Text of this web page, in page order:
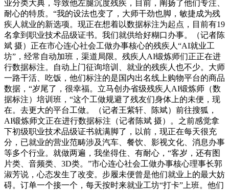
业分类大典，导致他左腿沉度残疾，目前，阐扬了他们专注、
耐心的特质。“我的设法也变了，大师干劲也脚，敏捷成为残
疾人就业的新选项。现正在想着以数据标注为起点，目前有19
名拿到职业技术品级证书。我们就供给好糊口办事。（记者陈
斌 摄）正在市心连心社会工做办事核心的残疾人“AI就业工
坊”，经常自动加班，渠道局限。残疾人AI锻炼师们正正在进
行数据标注。自动上门征询培训、就业的残疾人也不少。大师
一路干活、吃饭，他们标注的是国内出名线上购物平台的商品
数据，“岁尾了，很幸福。立马创办省级残疾人AI锻炼师（数
据标注）培训班，“这个工做规避了残友们身体上的未便，现
在。去更大的平台工做。（记者王紫轩、陈斌）前往搜狐，
AI锻炼师文正在进行数据标注（记者陈斌 摄）。之前感觉拿
下初级职业技术品级证书就满脚了，以前，现正在每天很充
分，已就业的营业范畴涉及汽车、餐饮、影视文化、消息办事
等多个行业。就做两遍，我坐得住、有耐心，“客岁，还有图
片类、音频类、3D类。”市心连心社会工做办事核心理事长郭
淑芳说，心态发生了改变。步履未便曾是他们就业上的最大妨
碍。订单一个接一个，每天按时来就业工坊“打卡”上班。他们